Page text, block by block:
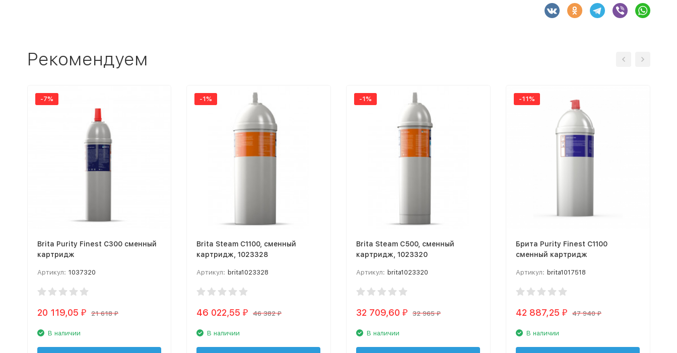
Рекомендуем
-7%
Brita Purity Finest C300 сменный
картридж
Артикул: 1037320
20 119,05 ₽ 21 618 ₽
В наличии
-1%
Brita Steam C1100, сменный
картридж, 1023328
Артикул: brita1023328
46 022,55 ₽ 46 382 ₽
В наличии
-1%
Brita Steam C500, сменный
картридж, 1023320
Артикул: brita1023320
32 709,60 ₽ 32 965 ₽
В наличии
-11%
Брита Purity Finest C1100
сменный картридж
Артикул: brita1017518
42 887,25 ₽ 47 940 ₽
В наличии